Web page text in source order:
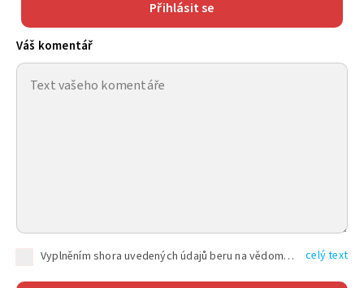
Přihlásit se
Váš komentář
Vyplněním shora uvedených údajů beru na vědomí, že společnost TEXT FACTORY s.r.o., sídlem Brno, Durďákova 336/29, Černá Pole, PSČ: 613 00, IČ: 06157831, zapsané u Krajského soudu v Brně, oddíl C, vložka 100399, bude zpracovávat mé osobní údaje uvedené v rámci mnou vyplněného registračního formuláře na základě oprávněných zájmů TEXT FACTORY s.r.o. dle čl. 6 odst. 1 písm. f) GDPR a pro splnění právních povinností (čl. 6 odst. 1 písm. c) GDPR), a to pro tyto účely: nezbytnost zajistit oprávnění návštěvníka webových stránek provozovaných společností TEXT FACTORY s.r.o. přispívat aktivně ke zveřejněným článkům nebo v rámci diskusních fór a výkon práv TEXT FACTORY s.r.o. jako administrátora těchto diskusních fór. Více informací o zpracování osobních údajů a právech lze nalézt v celý text